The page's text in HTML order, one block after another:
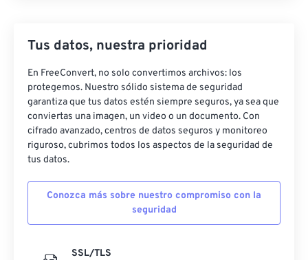
Tus datos, nuestra prioridad
En FreeConvert, no solo convertimos archivos: los
protegemos. Nuestro sólido sistema de seguridad
garantiza que tus datos estén siempre seguros, ya sea que
conviertas una imagen, un video o un documento. Con
cifrado avanzado, centros de datos seguros y monitoreo
riguroso, cubrimos todos los aspectos de la seguridad de
tus datos.
Conozca más sobre nuestro compromiso con la
seguridad
SSL/TLS